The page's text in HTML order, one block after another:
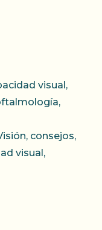
visual ,
,
, consejos,
visual ,